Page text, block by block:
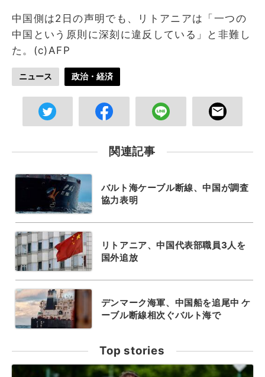
中国側は2日の声明でも、リトアニアは「一つの
中国という原則に深刻に違反している」と非難し
た。(c)AFP
ニュース 政治・経済
関連記事
バルト海ケーブル断線、中国が調査
協力表明
リトアニア、中国代表部職員3人を
国外追放
デンマーク海軍、中国船を追尾中 ケ
ーブル断線相次ぐバルト海で
Top stories